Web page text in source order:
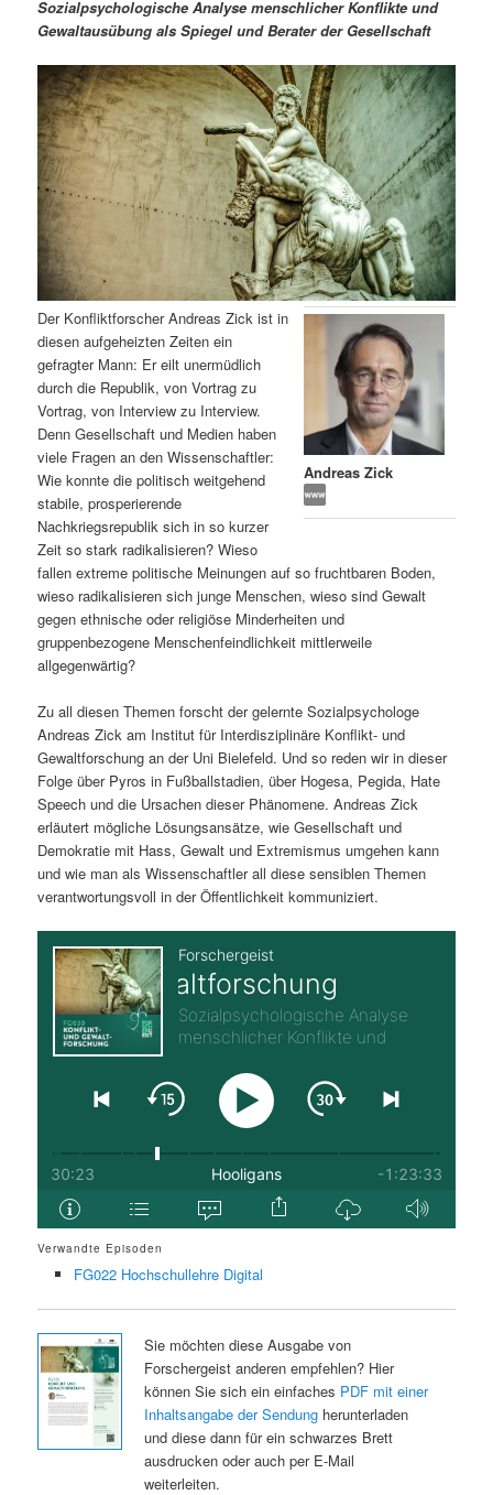
r
e
n
I
n
l
t
s
p
r
i
n
g
e
n
d
ä
r
e
n
h
a
l
t
s
p
r
i
n
g
e
n
n
a
a
t
i
o
n
Sozialpsychologische Analyse menschlicher Konflikte und
Gewaltausübung als Spiegel und Berater der Gesellschaft
Andreas Zick
Der Konfliktforscher Andreas Zick ist in
diesen aufgeheizten Zeiten ein
gefragter Mann: Er eilt unermüdlich
durch die Republik, von Vortrag zu
Vortrag, von Interview zu Interview.
Denn Gesellschaft und Medien haben
viele Fragen an den Wissenschaftler:
Wie konnte die politisch weitgehend
stabile, prosperierende
Nachkriegsrepublik sich in so kurzer
Zeit so stark radikalisieren? Wieso
fallen extreme politische Meinungen auf so fruchtbaren Boden,
wieso radikalisieren sich junge Menschen, wieso sind Gewalt
gegen ethnische oder religiöse Minderheiten und
gruppenbezogene Menschenfeindlichkeit mittlerweile
allgegenwärtig?
Zu all diesen Themen forscht der gelernte Sozialpsychologe
Andreas Zick am Institut für Interdisziplinäre Konflikt- und
Gewaltforschung an der Uni Bielefeld. Und so reden wir in dieser
Folge über Pyros in Fußballstadien, über Hogesa, Pegida, Hate
Speech und die Ursachen dieser Phänomene. Andreas Zick
erläutert mögliche Lösungsansätze, wie Gesellschaft und
Demokratie mit Hass, Gewalt und Extremismus umgehen kann
und wie man als Wissenschaftler all diese sensiblen Themen
verantwortungsvoll in der Öffentlichkeit kommuniziert.
Verwandte Episoden
FG022 Hochschullehre Digital
Sie möchten diese Ausgabe von
Forschergeist anderen empfehlen? Hier
können Sie sich ein einfaches PDF mit einer
Inhaltsangabe der Sendungherunterladen
und diese dann für ein schwarzes Brett
ausdrucken oder auch per E-Mail
weiterleiten.